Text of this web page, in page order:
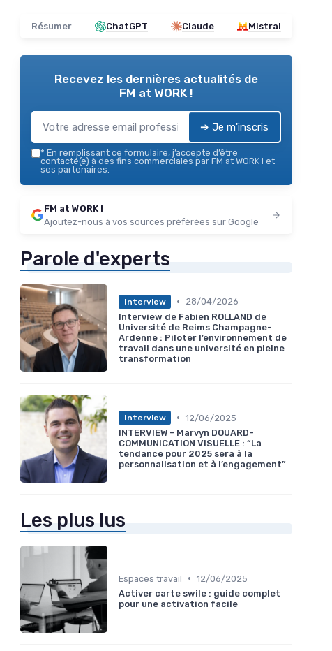
Résumer ChatGPT Claude Mistral
Recevez les dernières actualités de
FM at WORK !
➔ Je m'inscris
* En remplissant ce formulaire, j’accepte d’être
contacté(e) à des fins commerciales par FM at WORK ! et
ses partenaires.
FM at WORK !
Ajoutez-nous à vos sources préférées sur Google
Parole d'experts
Interview •
28/04/2026
Interview de Fabien ROLLAND de
Université de Reims Champagne-
Ardenne : Piloter l’environnement de
travail dans une université en pleine
transformation
Interview • 12/06/2025
INTERVIEW - Marvyn DOUARD-
COMMUNICATION VISUELLE : “La
tendance pour 2025 sera à la
personnalisation et à l’engagement”
Les plus lus
Espaces travail • 12/06/2025
Activer carte swile : guide complet
pour une activation facile